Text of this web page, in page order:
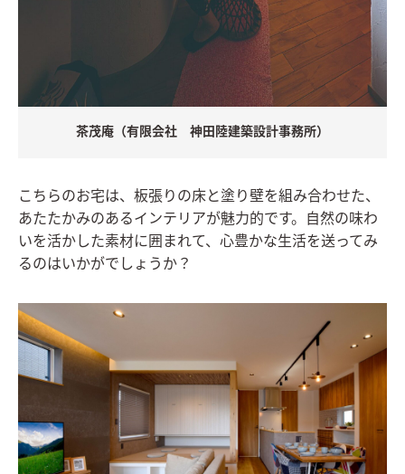
茶茂庵（有限会社 神田陸建築設計事務所）
こちらのお宅は、板張りの床と塗り壁を組み合わせた、
あたたかみのあるインテリアが魅力的です。自然の味わ
いを活かした素材に囲まれて、心豊かな生活を送ってみ
るのはいかがでしょうか？